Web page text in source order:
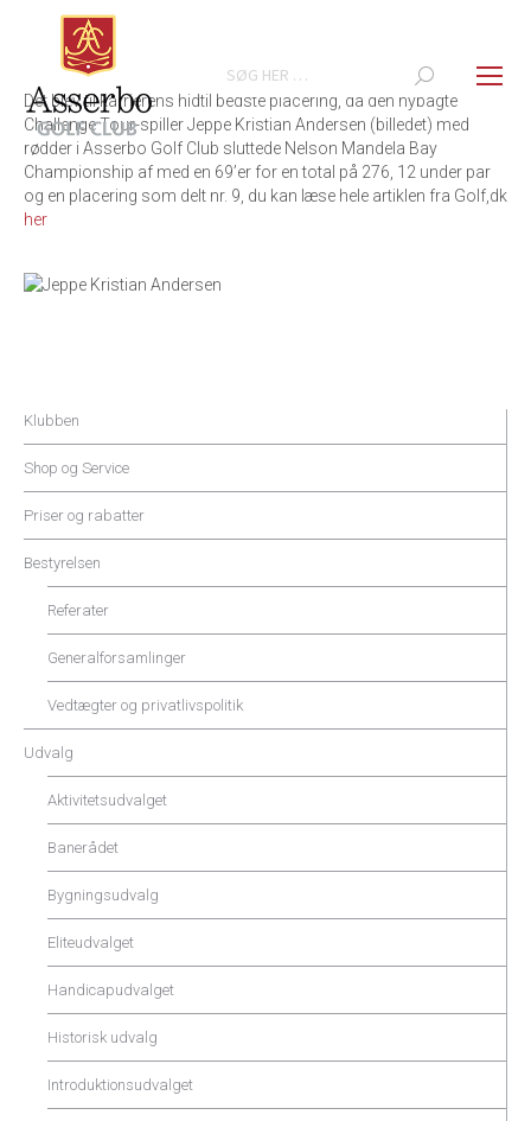
Search:
Det blev til karrierens hidtil bedste placering, da den nybagte
Challenge Tour-spiller Jeppe Kristian Andersen (billedet) med
rødder i Asserbo Golf Club sluttede Nelson Mandela Bay
Championship af med en 69’er for en total på 276, 12 under par
og en placering som delt nr. 9, du kan læse hele artiklen fra Golf,dk
her
Klubben
Shop og Service
Priser og rabatter
Bestyrelsen
Referater
Generalforsamlinger
Vedtægter og privatlivspolitik
Udvalg
Aktivitetsudvalget
Banerådet
Bygningsudvalg
Eliteudvalget
Handicapudvalget
Historisk udvalg
Introduktionsudvalget